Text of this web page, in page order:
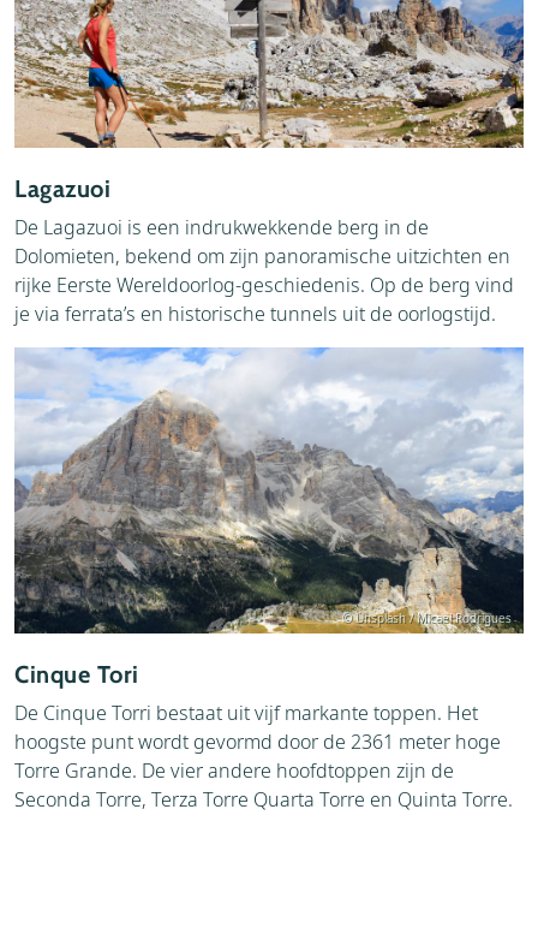
Lagazuoi
De Lagazuoi is een indrukwekkende berg in de
Dolomieten, bekend om zijn panoramische uitzichten en
rijke Eerste Wereldoorlog-geschiedenis. Op de berg vind
je via ferrata’s en historische tunnels uit de oorlogstijd.
© Unsplash / Micael Rodrigues
Cinque Tori
De Cinque Torri bestaat uit vijf markante toppen. Het
hoogste punt wordt gevormd door de 2361 meter hoge
Torre Grande. De vier andere hoofdtoppen zijn de
Seconda Torre, Terza Torre Quarta Torre en Quinta Torre.